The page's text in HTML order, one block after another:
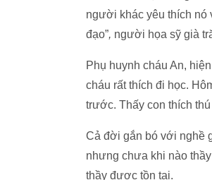
người khác yêu thích nó
đạo”, người họa sỹ già
Phụ huynh cháu An,
cháu rất thích đi học.
trước. Thấy con thích
Cả đời gắn bó với nghề
nhưng chưa khi nào
thầy được tồn tại.